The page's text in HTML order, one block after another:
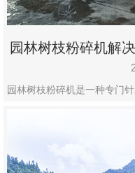
园林树枝粉碎机解
园林树枝粉碎机是一种专门